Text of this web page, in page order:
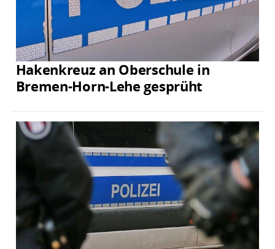
Hakenkreuz an Oberschule in
Bremen-Horn-Lehe gesprüht